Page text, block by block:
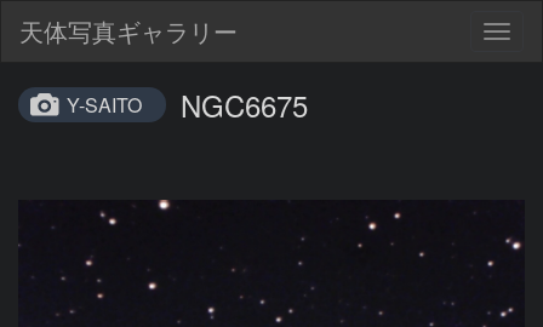
天体写真ギャラリー
Y-SAITO NGC6675